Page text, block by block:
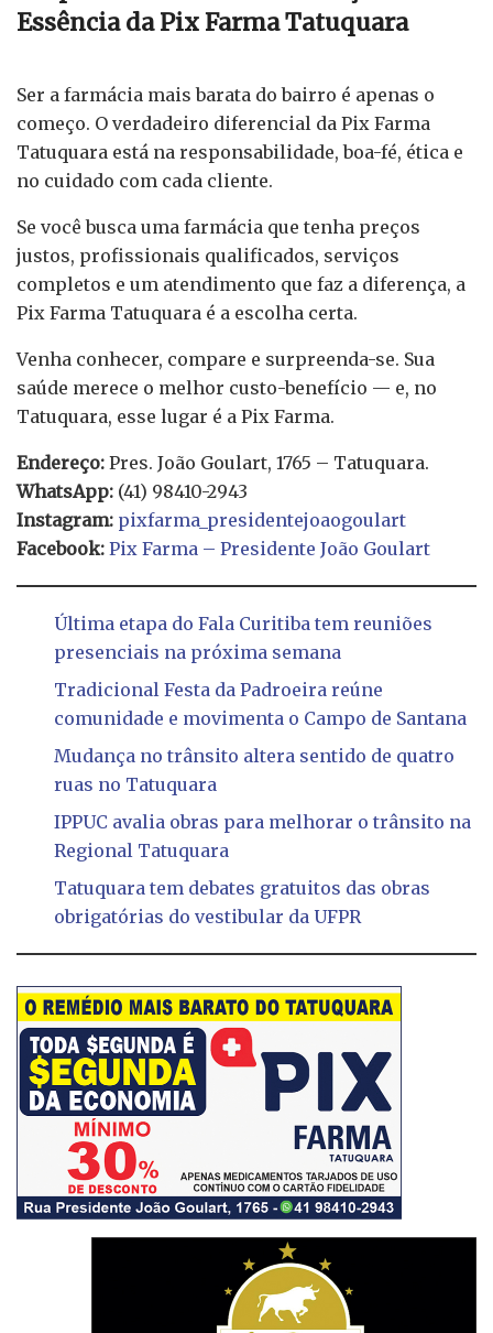
Essência da Pix Farma Tatuquara
Ser a farmácia mais barata do bairro é apenas o
começo. O verdadeiro diferencial da Pix Farma
Tatuquara está na responsabilidade, boa-fé, ética e
no cuidado com cada cliente.
Se você busca uma farmácia que tenha preços
justos, profissionais qualificados, serviços
completos e um atendimento que faz a diferença, a
Pix Farma Tatuquara é a escolha certa.
Venha conhecer, compare e surpreenda-se. Sua
saúde merece o melhor custo-benefício — e, no
Tatuquara, esse lugar é a Pix Farma.
Endereço: Pres. João Goulart, 1765 – Tatuquara.
WhatsApp: (41) 98410-2943
Instagram: pixfarma_presidentejoaogoulart
Facebook: Pix Farma – Presidente João Goulart
Última etapa do Fala Curitiba tem reuniões
presenciais na próxima semana
Tradicional Festa da Padroeira reúne
comunidade e movimenta o Campo de Santana
Mudança no trânsito altera sentido de quatro
ruas no Tatuquara
IPPUC avalia obras para melhorar o trânsito na
Regional Tatuquara
Tatuquara tem debates gratuitos das obras
obrigatórias do vestibular da UFPR